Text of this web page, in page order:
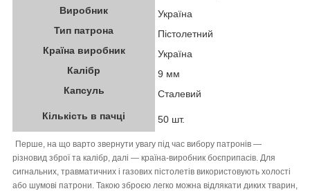
Виробник
Україна
Тип патрона
Пістолетний
Країна виробник
Україна
Калібр
9 мм
Капсуль
Сталевий
Кількість в пачці
50 шт.
Перше, на що варто звернути увагу під час вибору патронів —
різновид зброї та калібр, далі — країна-виробник боєприпасів. Для
сигнальних, травматичних і газових пістолетів використовують холості
або шумові патрони. Такою зброєю легко можна відлякати диких тварин,